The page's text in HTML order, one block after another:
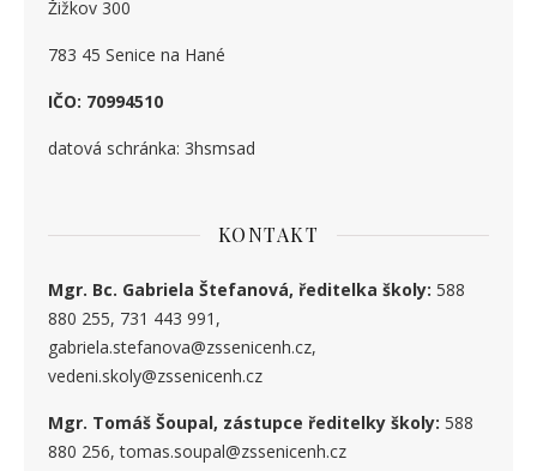
Žižkov 300
783 45 Senice na Hané
IČO: 70994510
datová schránka: 3hsmsad
KONTAKT
Mgr. Bc. Gabriela Štefanová, ředitelka školy: 588
880 255, 731 443 991,
gabriela.stefanova@zssenicenh.cz,
vedeni.skoly@zssenicenh.cz
Mgr. Tomáš Šoupal, zástupce ředitelky školy: 588
880 256, tomas.soupal@zssenicenh.cz